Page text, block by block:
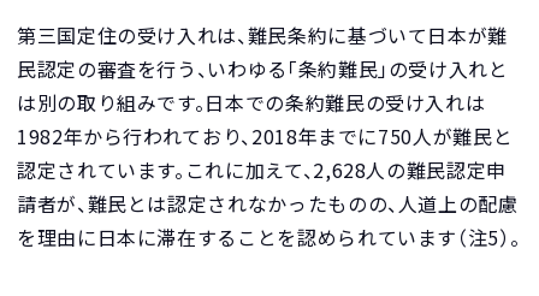
第三国定住の受け入れは、難民条約に基づいて日本が難
民認定の審査を行う、いわゆる「条約難民」の受け入れと
は別の取り組みです。日本での条約難民の受け入れは
1982年から行われており、2018年までに750人が難民と
認定されています。これに加えて、2,628人の難民認定申
請者が、難民とは認定されなかったものの、人道上の配慮
を理由に日本に滞在することを認められています（注5）。